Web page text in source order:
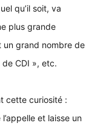
qu’il soit, va
plus grande
un grand nombre de
CDI », etc.
cette curiosité :
et laisse un